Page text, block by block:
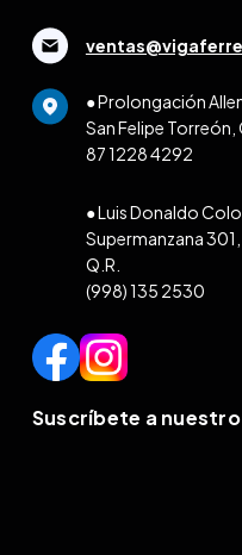
● Prolongación
San Felipe Torreón,
87 1228 4292
● Luis Donaldo
Supermanzana
Q.R.
(998) 135 2530
Suscríbete a